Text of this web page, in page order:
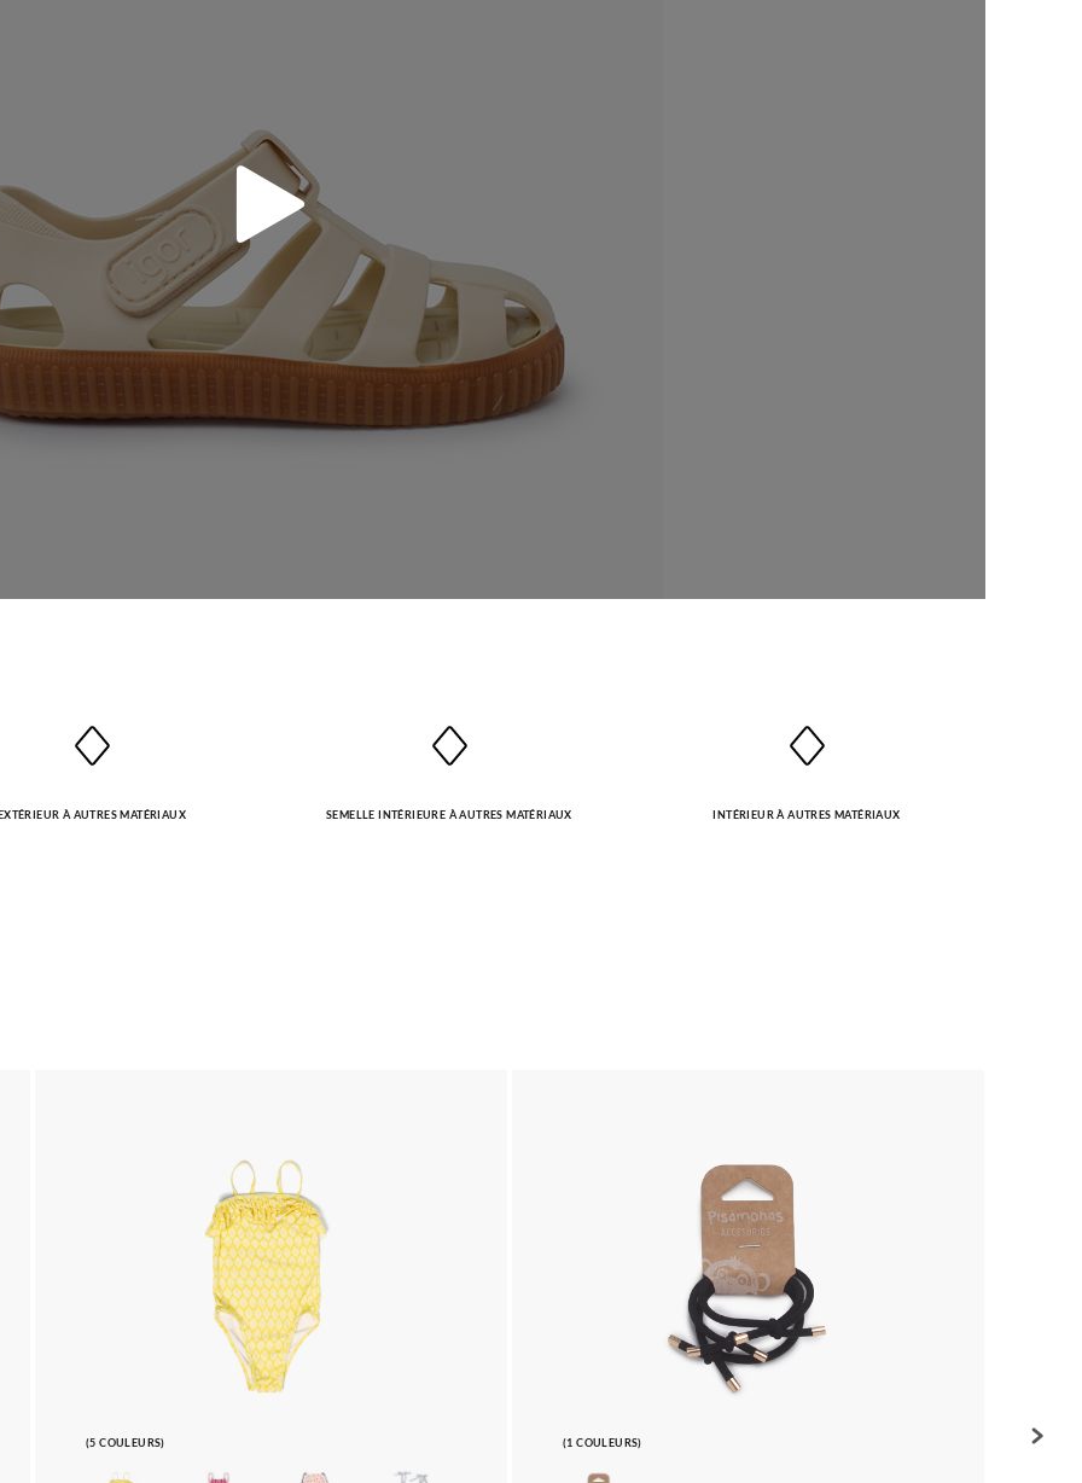
EXTÉRIEUR À AUTRES MATÉRIAUX SEMELLE INTÉRIEURE À AUTRES MATÉRIAUX INTÉRIEUR À AUTRES MATÉRIAUX
(5 COULEURS) (1 COULEURS) (2